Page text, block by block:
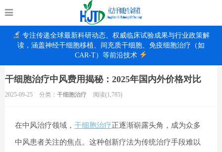
专注传递全球最新科研动态、权威临床试验成果与行业政策解
读，涵盖神经干细胞移植、间充质干细胞、免疫细胞治疗（如
CAR-T）等前沿技术
干细胞治疗中风费用揭秘：2025年国内外价格对比
2025-09-25 分类： 干细胞治疗 阅读(1,785)
在中风治疗领域， 干细胞治疗正逐渐崭露头角，成为众多
中风患者关注的焦点。这种创新疗法为传统治疗手段难以